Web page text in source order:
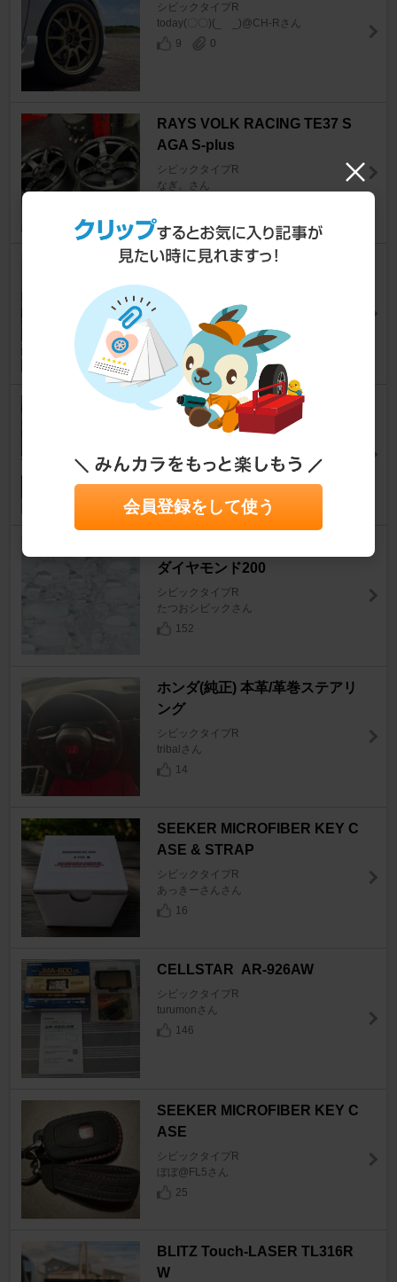
シビックタイプR
today(〇〇)(_ _)@CH-Rさん
9
0
RAYS VOLK RACING TE37 S
AGA S-plus
シビックタイプR
なぎ。さん
RAYS VOLK RACING TE37 S
AGA S-plus
シビックタイプR
ミラモさん
37
YOKOHAMA GT BEYOND
シビックタイプR
19
2
ダイヤモンド200
シビックタイプR
たつおシビックさん
152
ホンダ(純正) 本革/革巻ステアリ
ング
シビックタイプR
tribalさん
14
SEEKER MICROFIBER KEY C
ASE & STRAP
シビックタイプR
あっきーさんさん
16
CELLSTAR AR-926AW
シビックタイプR
turumonさん
146
SEEKER MICROFIBER KEY C
ASE
シビックタイプR
ぼぼ@FL5さん
25
BLITZ Touch-LASER TL316R
W
会員登録をして使う